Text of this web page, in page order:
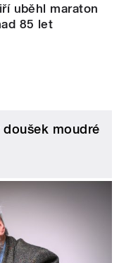
uběhl maraton
85 let
doušek moudré